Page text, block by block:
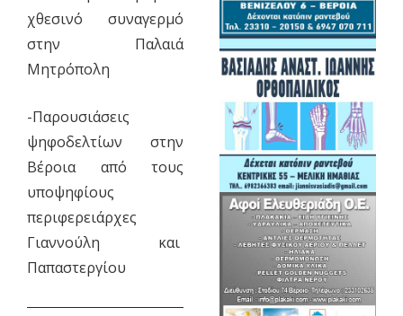
χθεσινό συναγερμό
στην Παλαιά
Μητρόπολη
-Παρουσιάσεις
ψηφοδελτίων στην
Βέροια από τους
υποψηφίους
περιφερειάρχες
Γιαννούλη και
Παπαστεργίου